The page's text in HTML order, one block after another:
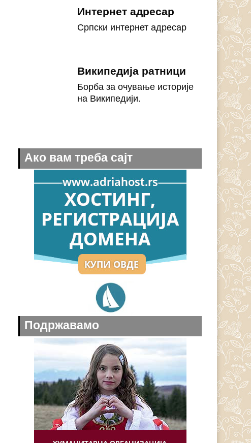
Интернет адресар
Српски интернет адресар
Википедија ратници
Борба за очување историје
на Википедији.
Ако вам треба сајт
Подржавамо